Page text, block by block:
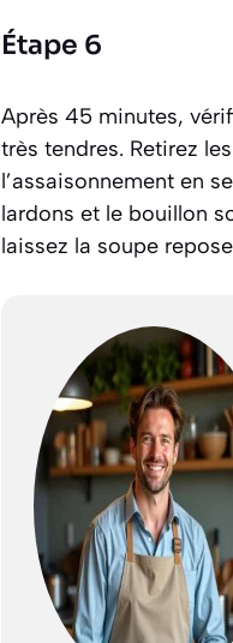
Étape 6
Après 45 minutes,
très tendres. Retirez
l’assaisonnement en
lardons et le bouillon
laissez la soupe